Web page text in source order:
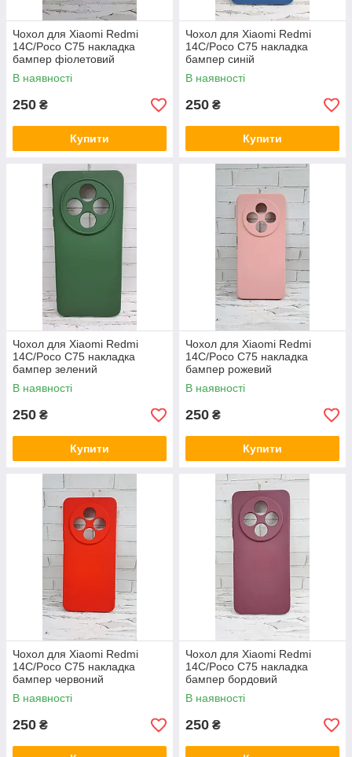
Чохол для Xiaomi Redmi
14C/Poco C75 накладка
бампер фіолетовий
В наявності
250 ₴
Купити
Чохол для Xiaomi Redmi
14C/Poco C75 накладка
бампер синій
В наявності
250 ₴
Купити
Чохол для Xiaomi Redmi
14C/Poco C75 накладка
бампер зелений
В наявності
250 ₴
Купити
Чохол для Xiaomi Redmi
14C/Poco C75 накладка
бампер рожевий
В наявності
250 ₴
Купити
Чохол для Xiaomi Redmi
14C/Poco C75 накладка
бампер червоний
В наявності
250 ₴
Чохол для Xiaomi Redmi
14C/Poco C75 накладка
бампер бордовий
В наявності
250 ₴